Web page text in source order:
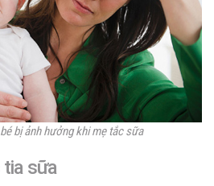
bị ảnh hưởng khi mẹ tắc sữa
tia sữa